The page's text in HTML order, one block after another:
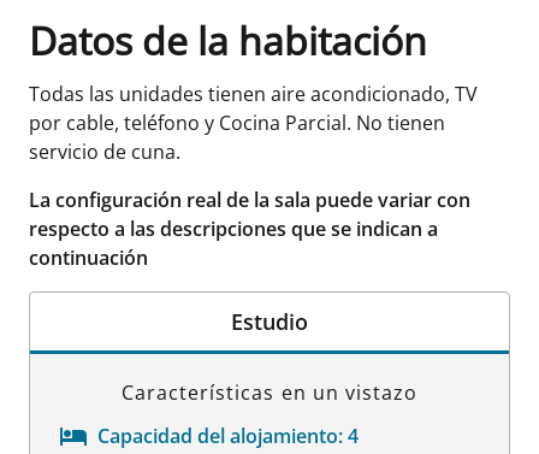
Datos de la habitación
Todas las unidades tienen aire acondicionado, TV
por cable, teléfono y Cocina Parcial. No tienen
servicio de cuna.
La configuración real de la sala puede variar con
respecto a las descripciones que se indican a
continuación
Estudio
Características en un vistazo
Capacidad del alojamiento:4